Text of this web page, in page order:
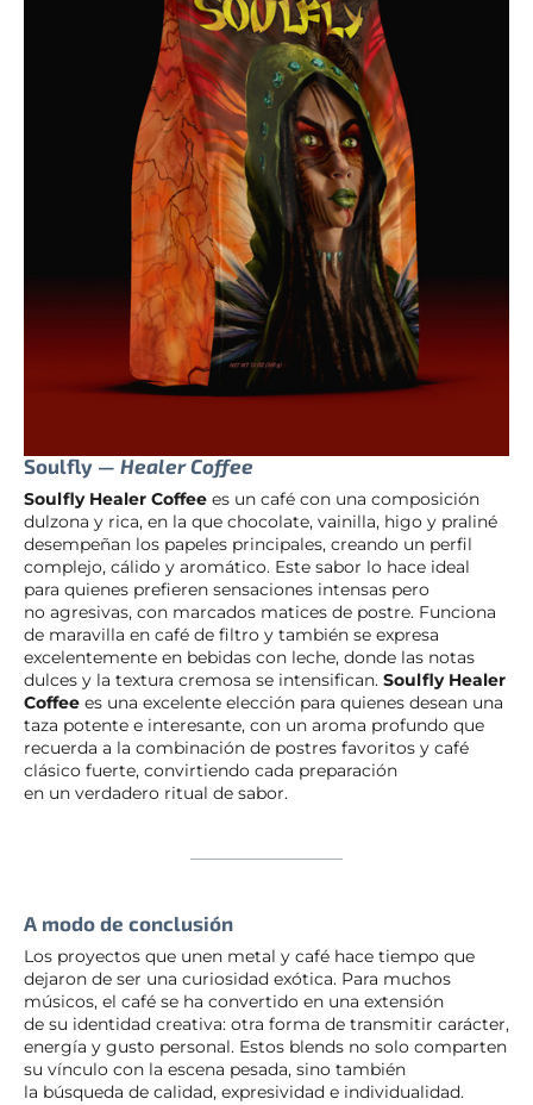
Soulfly — Healer Coffee
Soulfly Healer Coffee es un café con una composición
dulzona y rica, en la que chocolate, vainilla, higo y praliné
desempeñan los papeles principales, creando un perfil
complejo, cálido y aromático. Este sabor lo hace ideal
para quienes prefieren sensaciones intensas pero
no agresivas, con marcados matices de postre. Funciona
de maravilla en café de filtro y también se expresa
excelentemente en bebidas con leche, donde las notas
dulces y la textura cremosa se intensifican. Soulfly Healer
Coffee es una excelente elección para quienes desean una
taza potente e interesante, con un aroma profundo que
recuerda a la combinación de postres favoritos y café
clásico fuerte, convirtiendo cada preparación
en un verdadero ritual de sabor.
A modo de conclusión
Los proyectos que unen metal y café hace tiempo que
dejaron de ser una curiosidad exótica. Para muchos
músicos, el café se ha convertido en una extensión
de su identidad creativa: otra forma de transmitir carácter,
energía y gusto personal. Estos blends no solo comparten
su vínculo con la escena pesada, sino también
la búsqueda de calidad, expresividad e individualidad.